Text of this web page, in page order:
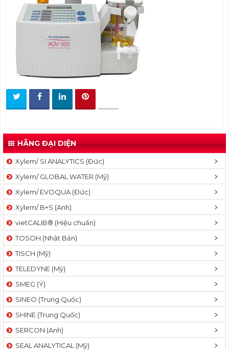
HÃNG ĐẠI DIỆN
Xylem/ SI ANALYTICS (Đức)
Xylem/ GLOBAL WATER (Mỹ)
Xylem/ EVOQUA (Đức)
Xylem/ B+S (Anh)
vietCALIB® (Hiệu chuẩn)
TOSOH (Nhật Bản)
TISCH (Mỹ)
TELEDYNE (Mỹ)
SMEG (Ý)
SINEO (Trung Quốc)
SHINE (Trung Quốc)
SERCON (Anh)
SEAL ANALYTICAL (Mỹ)